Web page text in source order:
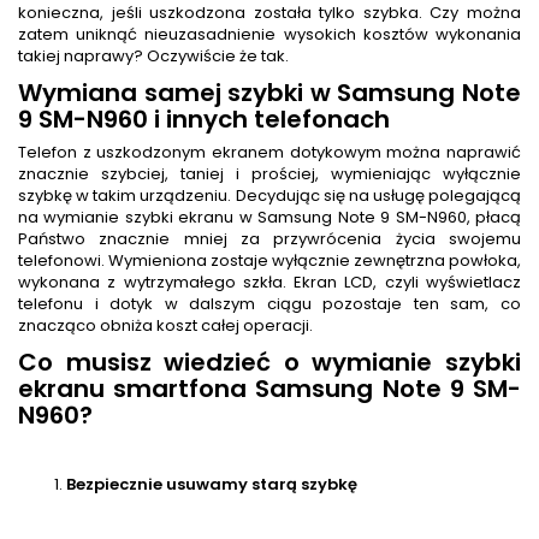
konieczna, jeśli uszkodzona została tylko szybka. Czy można
zatem uniknąć nieuzasadnienie wysokich kosztów wykonania
takiej naprawy? Oczywiście że tak.
Wymiana samej szybki w Samsung Note
9 SM-N960 i innych telefonach
Telefon z uszkodzonym ekranem dotykowym można naprawić
znacznie szybciej, taniej i prościej, wymieniając wyłącznie
szybkę w takim urządzeniu. Decydując się na usługę polegającą
na wymianie szybki ekranu w Samsung Note 9 SM-N960, płacą
Państwo znacznie mniej za przywrócenia życia swojemu
telefonowi. Wymieniona zostaje wyłącznie zewnętrzna powłoka,
wykonana z wytrzymałego szkła. Ekran LCD, czyli wyświetlacz
telefonu i dotyk w dalszym ciągu pozostaje ten sam, co
znacząco obniża koszt całej operacji.
Co musisz wiedzieć o wymianie szybki
ekranu smartfona Samsung Note 9 SM-
N960?
Bezpiecznie usuwamy starą szybkę